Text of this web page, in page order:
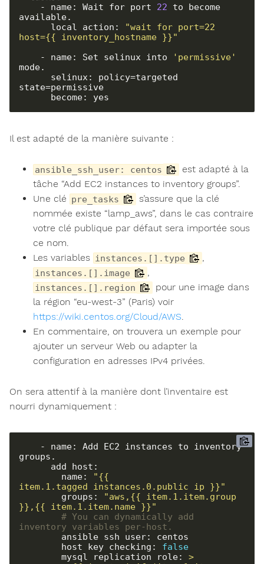
    - name: Wait for port
22 to become
available.
      local_action:
"wait_for port=22
host={{ inventory_hostname }}"
    - name: Set selinux into
'permissive'
mode.
state=permissive
      become: yes
Il est adapté de la manière suivante :
ansible_ssh_user: centos
est adapté à la
tâche “Add EC2 instances to inventory groups”.
Une clé pre_tasks
s’assure que la clé
nommée existe “lamp_aws”, dans le cas contraire
votre clé publique par défaut sera importée sous
ce nom.
Les variables instances.[].type ,
instances.[].image ,
instances.[].region
pour une image dans
la région “eu-west-3” (Paris) voir
https://wiki.centos.org/Cloud/AWS.
En commentaire, on trouvera un exemple pour
ajouter un serveur Web ou adapter la
configuration en adresses IPv4 privées.
On sera attentif à la manière dont l’inventaire est
nourri dynamiquement :
groups.
        name:
"{{
item.1.tagged_instances.0.public_ip }}"
        groups:
"aws,{{ item.1.item.group
}},{{ item.1.item.name }}"
# You can dynamically add
inventory variables per-host.
        host_key_checking:
false
        mysql_replication_role: